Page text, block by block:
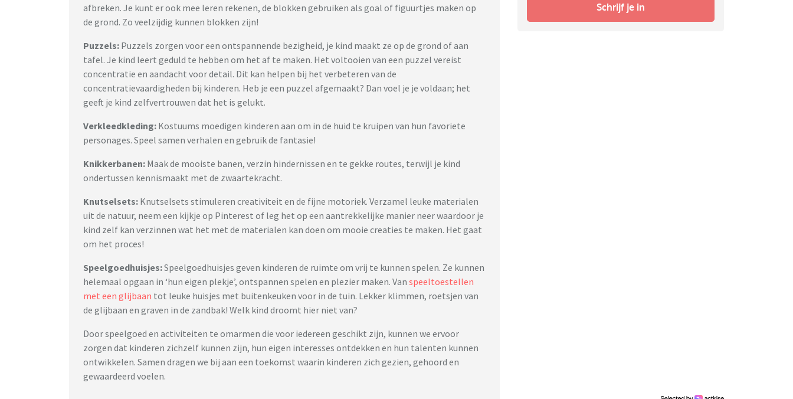
afbreken. Je kunt er ook mee leren rekenen, de blokken gebruiken als goal of figuurtjes maken op
de grond. Zo veelzijdig kunnen blokken zijn!
Puzzels: Puzzels zorgen voor een ontspannende bezigheid, je kind maakt ze op de grond of aan
tafel. Je kind leert geduld te hebben om het af te maken. Het voltooien van een puzzel vereist
concentratie en aandacht voor detail. Dit kan helpen bij het verbeteren van de
concentratievaardigheden bij kinderen. Heb je een puzzel afgemaakt? Dan voel je je voldaan; het
geeft je kind zelfvertrouwen dat het is gelukt.
Verkleedkleding: Kostuums moedigen kinderen aan om in de huid te kruipen van hun favoriete
personages. Speel samen verhalen en gebruik de fantasie!
Knikkerbanen: Maak de mooiste banen, verzin hindernissen en te gekke routes, terwijl je kind
ondertussen kennismaakt met de zwaartekracht.
Knutselsets: Knutselsets stimuleren creativiteit en de fijne motoriek. Verzamel leuke materialen
uit de natuur, neem een kijkje op Pinterest of leg het op een aantrekkelijke manier neer waardoor je
kind zelf kan verzinnen wat het met de materialen kan doen om mooie creaties te maken. Het gaat
om het proces!
Speelgoedhuisjes:Speelgoedhuisjes geven kinderen de ruimte om vrij te kunnen spelen. Ze kunnen
helemaal opgaan in ‘hun eigen plekje’, ontspannen spelen en plezier maken. Van speeltoestellen
met een glijbaan tot leuke huisjes met buitenkeuken voor in de tuin. Lekker klimmen, roetsjen van
de glijbaan en graven in de zandbak! Welk kind droomt hier niet van?
Door speelgoed en activiteiten te omarmen die voor iedereen geschikt zijn, kunnen we ervoor
zorgen dat kinderen zichzelf kunnen zijn, hun eigen interesses ontdekken en hun talenten kunnen
ontwikkelen. Samen dragen we bij aan een toekomst waarin kinderen zich gezien, gehoord en
gewaardeerd voelen.
Schrijf je in